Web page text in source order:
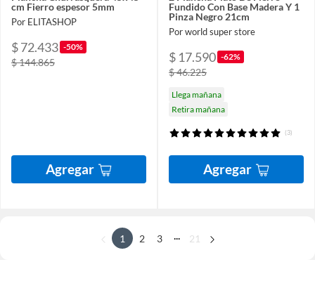
cm Fierro espesor 5mm
Por ELITASHOP
$ 72.433 -50%
$ 144.865
Agregar
Fundido Con Base Madera Y 1
Pinza Negro 21cm
Por world super store
$ 17.590 -62%
$ 46.225
Llega mañana
Retira mañana
(3)
Agregar
1 2 3 21